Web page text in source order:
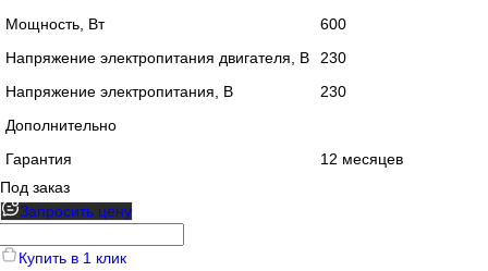
Мощность, Вт
600
Напряжение электропитания двигателя, В
230
Напряжение электропитания, В
230
Дополнительно
Гарантия
12 месяцев
Под заказ
Запросить цену
Купить в 1 клик